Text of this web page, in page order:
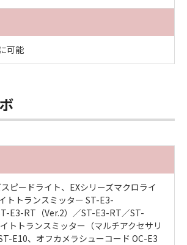
可能
ピードライト、EXシリーズマクロライ
トトランスミッター ST-E3-
E3-RT（Ver.2）／ST-E3-RT／ST-
トトランスミッター（マルチアクセサリ
E10、オフカメラシューコード OC-E3